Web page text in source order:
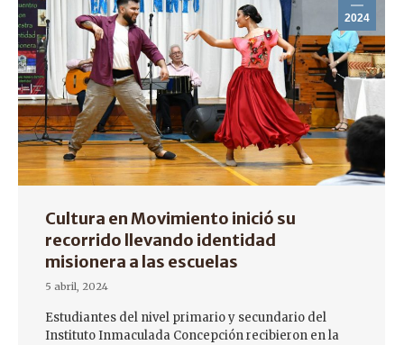
2024
Cultura en Movimiento inició su
recorrido llevando identidad
misionera a las escuelas
5 abril, 2024
Estudiantes del nivel primario y secundario del
Instituto Inmaculada Concepción recibieron en la